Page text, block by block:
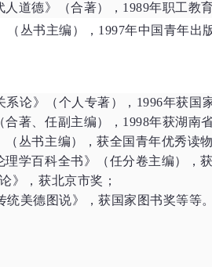
道德》（合著），1989年职工教
（丛书主编）， 1997年中国青年出
论》（个人专著）， 1996年获国
著、任副主编），1998年获湖南
（丛书主编），获全国青年优秀读
学百科全书》（任分卷主编），
》，获北京市奖；
统美德图说》，获国家图书奖等等。